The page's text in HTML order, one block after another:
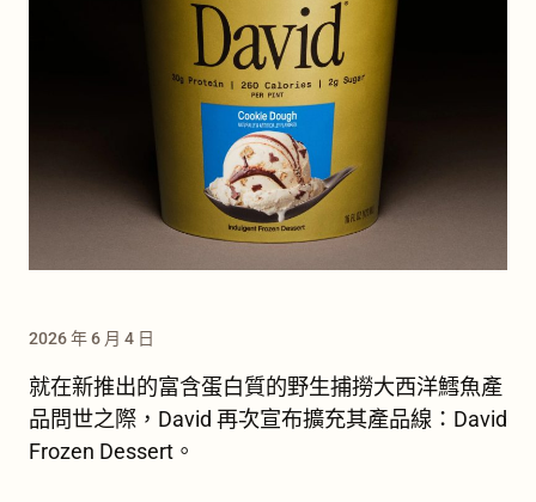
2026 年 6 月 4 日
就在新推出的富含蛋白質的野生捕撈大西洋鱈魚產
品問世之際，David 再次宣布擴充其產品線：David
Frozen Dessert。